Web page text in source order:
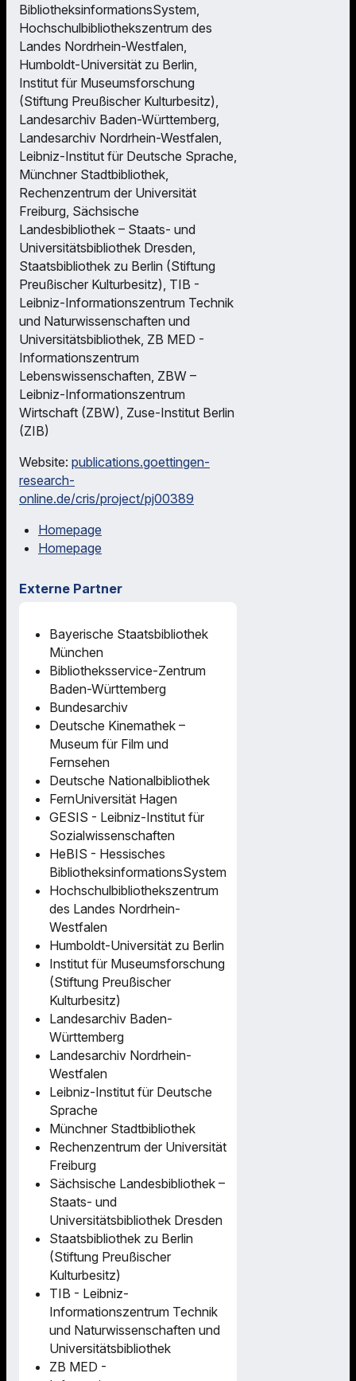
BibliotheksinformationsSystem,
Hochschulbibliothekszentrum des
Landes Nordrhein-Westfalen,
Humboldt-Universität zu Berlin,
Institut für Museumsforschung
(Stiftung Preußischer Kulturbesitz),
Landesarchiv Baden-Württemberg,
Landesarchiv Nordrhein-Westfalen,
Leibniz-Institut für Deutsche Sprache,
Münchner Stadtbibliothek,
Rechenzentrum der Universität
Freiburg, Sächsische
Landesbibliothek – Staats- und
Universitätsbibliothek Dresden,
Staatsbibliothek zu Berlin (Stiftung
Preußischer Kulturbesitz), TIB -
Leibniz-Informationszentrum Technik
und Naturwissenschaften und
Universitätsbibliothek, ZB MED -
Informationszentrum
Lebenswissenschaften, ZBW –
Leibniz-Informationszentrum
Wirtschaft (ZBW), Zuse-Institut Berlin
(ZIB)
Website: publications.goettingen-
research-
online.de/cris/project/pj00389
Homepage
Homepage
Externe Partner
Bayerische Staatsbibliothek
München
Bibliotheksservice-Zentrum
Baden-Württemberg
Bundesarchiv
Deutsche Kinemathek –
Museum für Film und
Fernsehen
Deutsche Nationalbibliothek
FernUniversität Hagen
GESIS - Leibniz-Institut für
Sozialwissenschaften
HeBIS - Hessisches
BibliotheksinformationsSystem
Hochschulbibliothekszentrum
des Landes Nordrhein-
Westfalen
Humboldt-Universität zu Berlin
Institut für Museumsforschung
(Stiftung Preußischer
Kulturbesitz)
Landesarchiv Baden-
Württemberg
Landesarchiv Nordrhein-
Westfalen
Leibniz-Institut für Deutsche
Sprache
Münchner Stadtbibliothek
Rechenzentrum der Universität
Freiburg
Sächsische Landesbibliothek –
Staats- und
Universitätsbibliothek Dresden
Staatsbibliothek zu Berlin
(Stiftung Preußischer
Kulturbesitz)
TIB - Leibniz-
Informationszentrum Technik
und Naturwissenschaften und
Universitätsbibliothek
ZB MED -